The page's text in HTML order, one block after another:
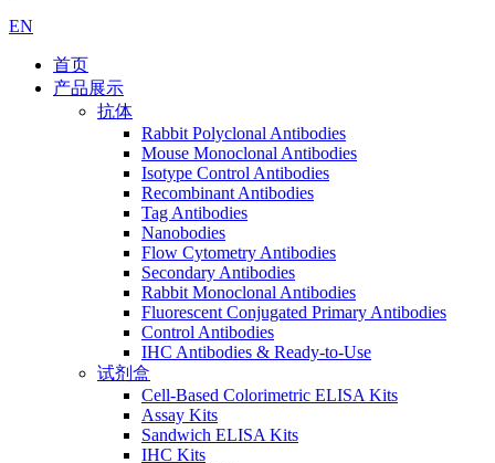
EN
首页
产品展示
抗体
Rabbit Polyclonal Antibodies
Mouse Monoclonal Antibodies
Isotype Control Antibodies
Recombinant Antibodies
Tag Antibodies
Nanobodies
Flow Cytometry Antibodies
Secondary Antibodies
Rabbit Monoclonal Antibodies
Fluorescent Conjugated Primary Antibodies
Control Antibodies
IHC Antibodies & Ready-to-Use
试剂盒
Cell-Based Colorimetric ELISA Kits
Assay Kits
Sandwich ELISA Kits
IHC Kits